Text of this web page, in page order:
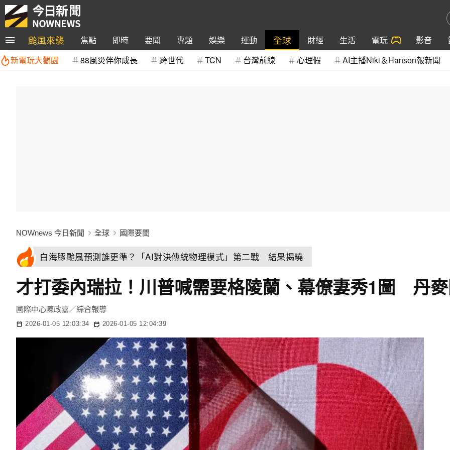
颱風來襲 焦點 即時 要聞 專題 娛樂 運動 全球 財經 生活 電玩 影音
新電玩大觀園
88風災伴你成長 跨世代 TCN 台灣前線 心理假 AI主播Niki＆Hanson報新聞
NOWnews 今日新聞 全球 國際要聞
白海豚颱風預測誰更準？「AI對決傳統物理模式」第二戰 結果揭曉
才打委內瑞拉！川普喊需要格陵蘭、幕僚妻秀1圖 丹
國際中心陳政嘉／綜合報導
2026-01-05 12:03:34 2026-01-05 12:04:39